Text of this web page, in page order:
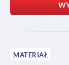
MATERIAŁ